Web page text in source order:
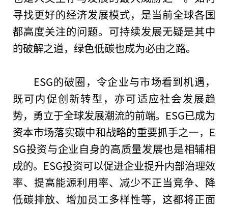
寻找更好的经济发展模式，是当前全球各国
都高度关注的问题。可持续发展无疑是其中
的破解之道，绿色低碳也成为必由之路。
ESG的破圈，令企业与市场看到机遇，
既可内促创新转型，亦可适应社会发展趋
势，勇立于全球发展潮流的前端。ESG已成为
资本市场落实碳中和战略的重要抓手之一，E
SG投资与企业自身的高质量发展也是相辅相
成的。ESG投资可以促进企业提升内部治理效
率、提高能源利用率、减少不正当竞争、降
低碳排放、增加员工多样性等，这都将正面